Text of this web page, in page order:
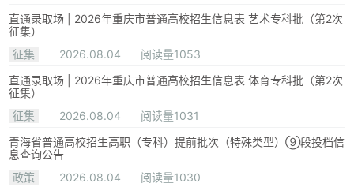
直通录取场 | 2026年重庆市普通高校招生信息表 艺术专科批（第2次
征集）
征集
2026.08.04
阅读量1053
直通录取场 | 2026年重庆市普通高校招生信息表 体育专科批（第2次
征集）
征集
2026.08.04
阅读量1031
青海省普通高校招生高职（专科）提前批次（特殊类型）⑨段投档信
息查询公告
政策
2026.08.04
阅读量1030